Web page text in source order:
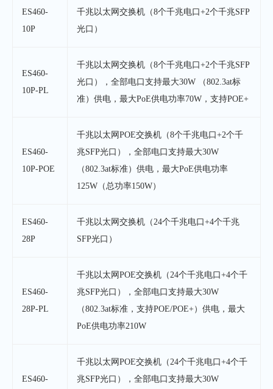
ES460-
10P
千兆以太网交换机（8个千兆电口+2个千兆SFP
光口）
ES460-
10P-PL
千兆以太网交换机（8个千兆电口+2个千兆SFP
光口），全部电口支持最大30W （802.3at标
准）供电，最大PoE供电功率70W，支持POE+
ES460-
10P-POE
千兆以太网POE交换机（8个千兆电口+2个千
兆SFP光口），全部电口支持最大30W
（802.3at标准）供电，最大PoE供电功率
125W（总功率150W）
ES460-
28P
千兆以太网交换机（24个千兆电口+4个千兆
SFP光口）
ES460-
28P-PL
千兆以太网POE交换机（24个千兆电口+4个千
兆SFP光口），全部电口支持最大30W
（802.3at标准，支持POE/POE+）供电，最大
PoE供电功率210W
ES460-
千兆以太网POE交换机（24个千兆电口+4个千
兆SFP光口），全部电口支持最大30W